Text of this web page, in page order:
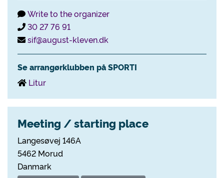
Write to the organizer
30 27 76 91
sif@august-kleven.dk
Se arrangørklubben på SPORTI
Litur
Meeting / starting place
Langesøvej 146A
5462 Morud
Danmark